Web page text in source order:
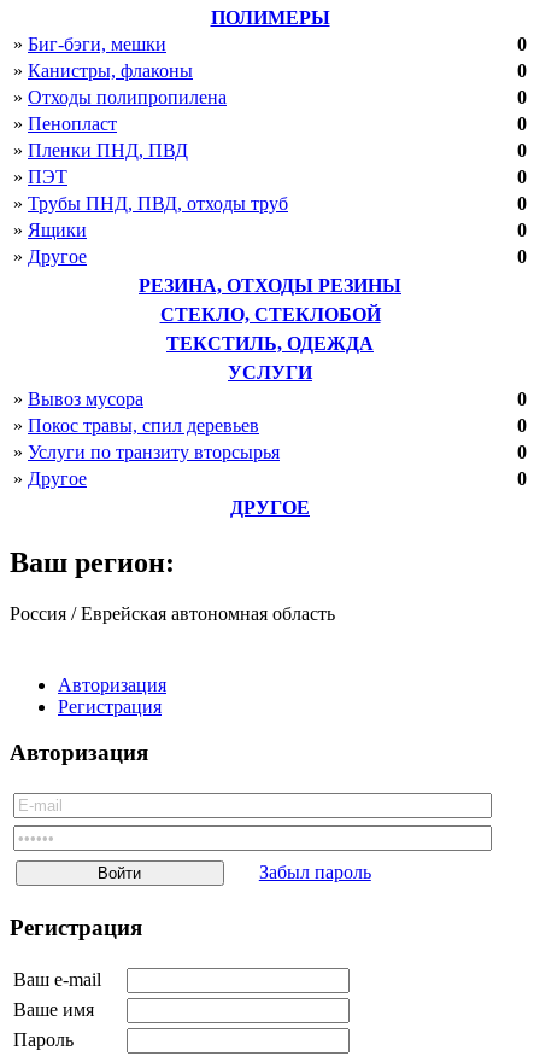
Курская область
Магаданская область
Московская область
Нижегородская область
Новгородская область
Омская область
Пензенская область
Пермский край
Псковская область
Ростовская область
Рязанская область
Самарская область
Сахалинская область
Свердловская область
Смоленская область
Тверская область
Челябинская область
Украина
Белоруссия
Туркмения
Узбекистан
Молдавия
Казахстан
Армения
Другое
ПОЛИМЕРЫ
» Биг-бэги, мешки
0
» Канистры, флаконы
0
» Отходы полипропилена
0
» Пенопласт
0
» Пленки ПНД, ПВД
0
» ПЭТ
0
» Трубы ПНД, ПВД, отходы труб
0
» Ящики
0
» Другое
0
РЕЗИНА, ОТХОДЫ РЕЗИНЫ
СТЕКЛО, СТЕКЛОБОЙ
ТЕКСТИЛЬ, ОДЕЖДА
УСЛУГИ
» Вывоз мусора
0
» Покос травы, спил деревьев
0
» Услуги по транзиту вторсырья
0
» Другое
0
ДРУГОЕ
Ваш регион:
Россия / Еврейская автономная область
Авторизация
Регистрация
Авторизация
Забыл пароль
Регистрация
Ваш e-mail
Ваше имя
Пароль